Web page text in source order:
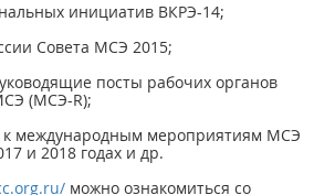
инициатив ВКРЭ-14;
Совета МСЭ 2015;
посты рабочих органов
(МСЭ-R);
к международным мероприятиям МСЭ
и 2018 годах и др.
можно ознакомиться со